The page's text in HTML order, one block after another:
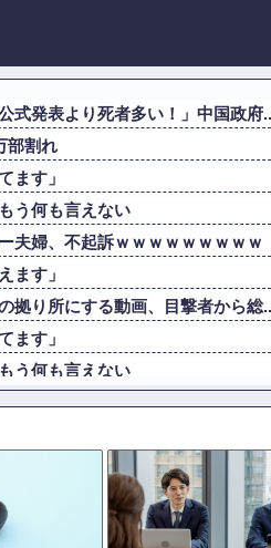
式発表より死者多い！」中国政府
部割れ
ます」
う何も言えない
夫婦、不起訴ｗｗｗｗｗｗｗｗｗ
ます」
拠り所にする動画、目撃者から総
ます」
う何も言えない
部からここまで落ちる
、被害者の個人情報を執拗に聞き...
族がやばすぎる
ｗｗ